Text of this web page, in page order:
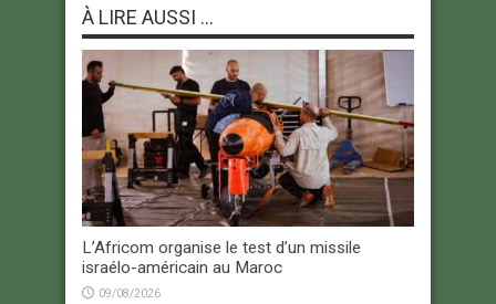
À LIRE AUSSI ...
L’Africom organise le test d’un missile
israélo-américain au Maroc
09/08/2026